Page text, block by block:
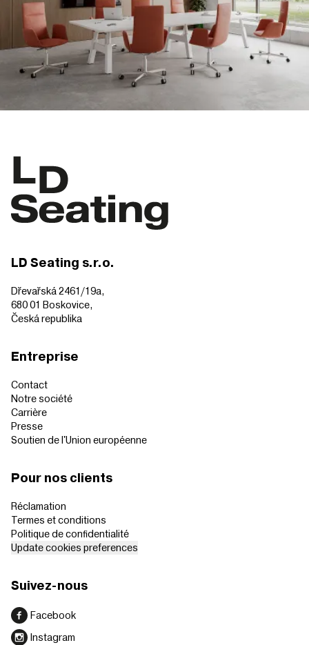
LD Seating s.r.o.
Dřevařská 2461/19a,
680 01 Boskovice,
Česká republika
Entreprise
Contact
Notre société
Carrière
Presse
Soutien de l'Union européenne
Pour nos clients
Réclamation
Termes et conditions
Politique de confidentialité
Update cookies preferences
Suivez-nous
Facebook
Instagram